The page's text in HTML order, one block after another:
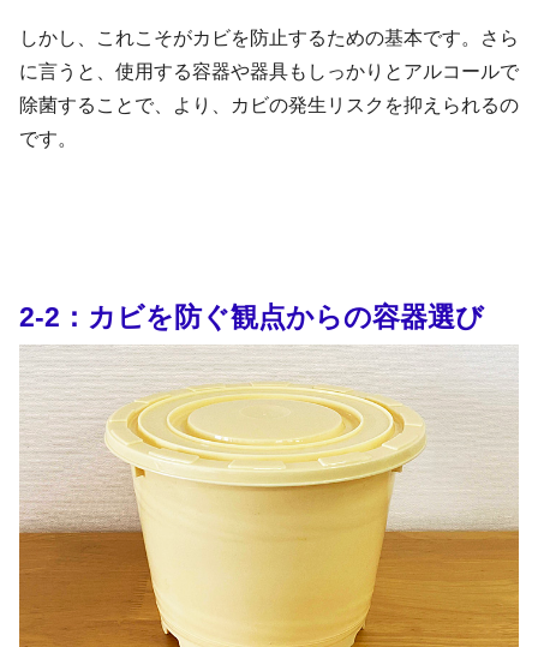
しかし、これこそがカビを防止するための基本です。さら
に言うと、使用する容器や器具もしっかりとアルコールで
除菌することで、より、カビの発生リスクを抑えられるの
です。
2-2：カビを防ぐ観点からの容器選び